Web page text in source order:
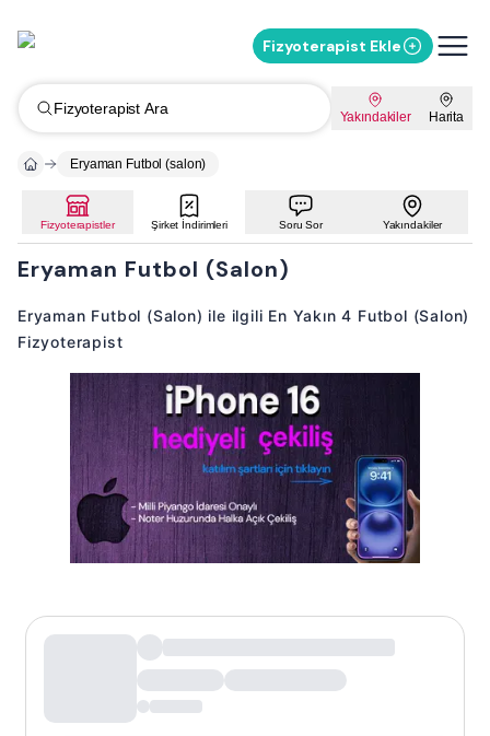
Fizyoterapist Ekle
Fizyoterapist Ara Yakındakiler Harita
Eryaman Futbol (salon)
Fizyoterapistler Şirket İndirimleri Soru Sor Yakındakiler
Eryaman Futbol (Salon)
Eryaman Futbol (Salon) ile ilgili En Yakın 4 Futbol (Salon)
Fizyoterapist